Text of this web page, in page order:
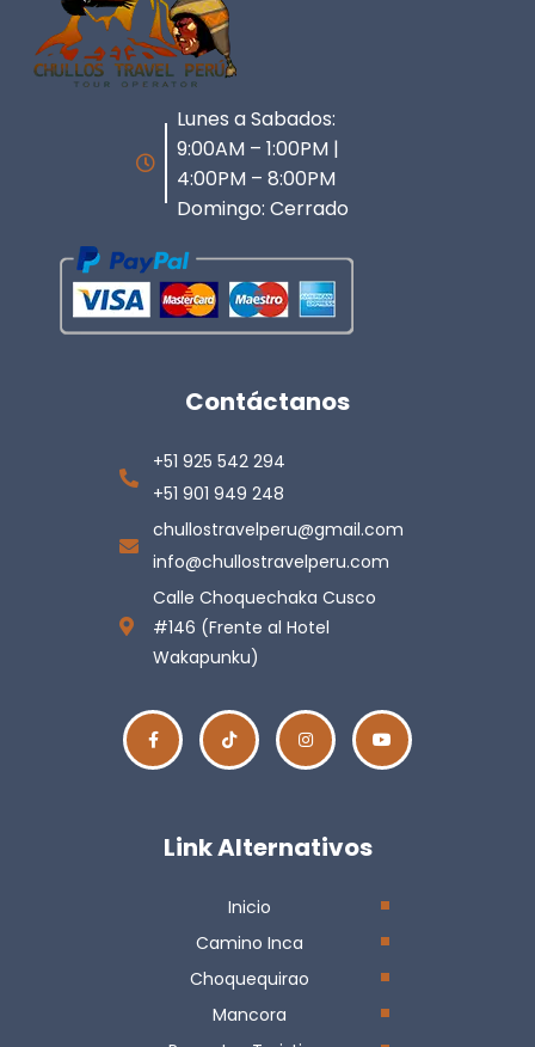
Lunes a Sabados:
9:00AM – 1:00PM |
4:00PM – 8:00PM
Domingo: Cerrado
Contáctanos
+51 925 542 294
+51 901 949 248
chullostravelperu@gmail.com
info@chullostravelperu.com
Calle Choquechaka Cusco
#146 (Frente al Hotel
Wakapunku)
Link Alternativos
Inicio
Camino Inca
Choquequirao
Mancora